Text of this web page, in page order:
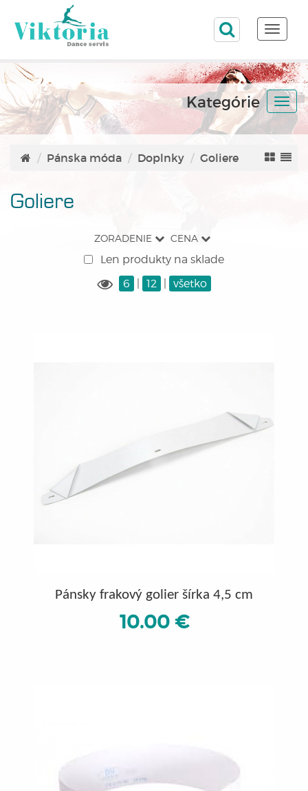
Toggle
Kategórie
Pánska móda Doplnky Goliere
Goliere
ZORADENIE CENA
Len produkty na sklade
6
12 všetko
Pánsky frakový golier šírka 4,5 cm
10.00 €